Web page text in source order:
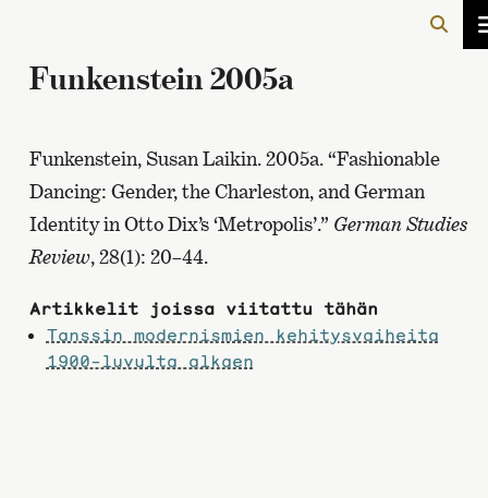
Funkenstein 2005a
Funkenstein, Susan Laikin. 2005a. “Fashionable
Dancing: Gender, the Charleston, and German
Identity in Otto Dix’s ‘Metropolis’.” German Studies
Review, 28(1): 20–44.
Artikkelit joissa viitattu tähän
Tanssin modernismien kehitysvaiheita
1900-luvulta alkaen